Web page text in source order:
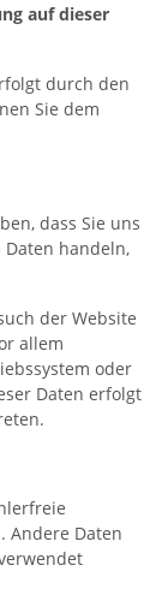
auf dieser
durch den
Sie dem
dass Sie uns
handeln,
der Website
allem
oder
Daten erfolgt
Andere Daten